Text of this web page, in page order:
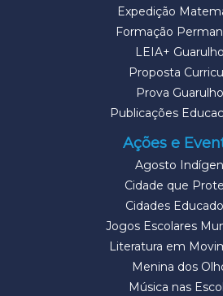
Expedição
Formação
LEIA+
Proposta
Prova
Publicações
Ações e
Agosto
Cidade que
Cidades
Jogos Escolares
Literatura em
Menina dos
Música nas